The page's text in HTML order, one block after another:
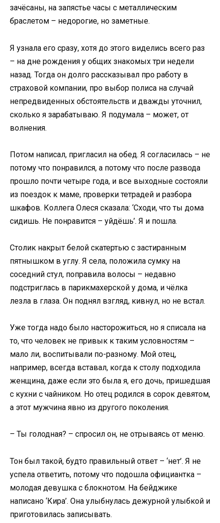
зачёсаны, на запястье часы с металлическим
браслетом – недорогие, но заметные.
Я узнала его сразу, хотя до этого виделись всего раз
– на дне рождения у общих знакомых три недели
назад. Тогда он долго рассказывал про работу в
страховой компании, про выбор полиса на случай
непредвиденных обстоятельств и дважды уточнил,
сколько я зарабатываю. Я подумала – может, от
волнения.
Потом написал, пригласил на обед. Я согласилась – не
потому что понравился, а потому что после развода
прошло почти четыре года, и все выходные состояли
из поездок к маме, проверки тетрадей и разбора
шкафов. Коллега Олеся сказала: ‘Сходи, что ты дома
сидишь. Не понравится – уйдёшь’. Я и пошла.
Столик накрыт белой скатертью с застиранным
пятнышком в углу. Я села, положила сумку на
соседний стул, поправила волосы – недавно
подстриглась в парикмахерской у дома, и чёлка
лезла в глаза. Он поднял взгляд, кивнул, но не встал.
Уже тогда надо было насторожиться, но я списала на
то, что человек не привык к таким условностям –
мало ли, воспитывали по-разному. Мой отец,
например, всегда вставал, когда к столу подходила
женщина, даже если это была я, его дочь, пришедшая
с кухни с чайником. Но отец родился в сорок девятом,
а этот мужчина явно из другого поколения.
– Ты голодная? – спросил он, не отрываясь от меню.
Тон был такой, будто правильный ответ – ‘нет’. Я не
успела ответить, потому что подошла официантка –
молодая девушка с блокнотом. На бейджике
написано ‘Кира’. Она улыбнулась дежурной улыбкой и
приготовилась записывать.